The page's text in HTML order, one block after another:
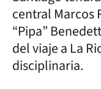
central Marcos
“Pipa”
del viaje a La
disciplinaria.